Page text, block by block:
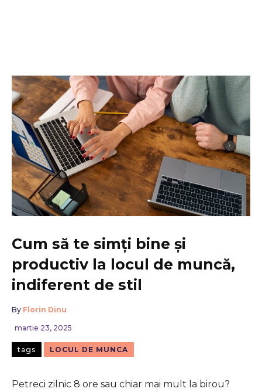
Cum să te simți bine și
productiv la locul de muncă,
indiferent de stil
By Florin Dinu
martie 23, 2025
tags LOCUL DE MUNCA
Petreci zilnic 8 ore sau chiar mai mult la birou?